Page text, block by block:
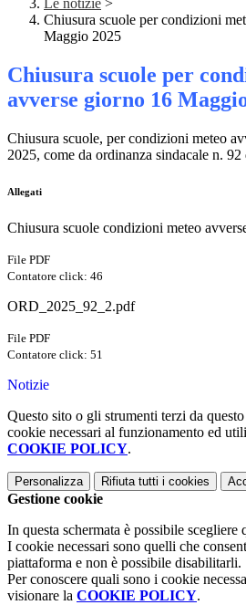
Le notizie >
Chiusura scuole per condizioni
Maggio 2025
Chiusura scuole per
avverse giorno 16
Chiusura scuole, per condizioni meteo
2025, come da ordinanza sindacale n.
Allegati
Chiusura scuole condizioni meteo
File PDF
Contatore click: 46
ORD_2025_92_2.pdf
File PDF
Contatore click: 51
Notizie
Questo sito o gli strumenti terzi da
cookie necessari al funzionamento ed
COOKIE POLICY.
Personalizza Rifiuta tutti i cookies
Gestione cookie
In questa schermata è possibile scegliere
I cookie necessari sono quelli che
piattaforma e non è possibile disabilitarli.
Per conoscere quali sono i cookie
visionare la COOKIE POLICY.